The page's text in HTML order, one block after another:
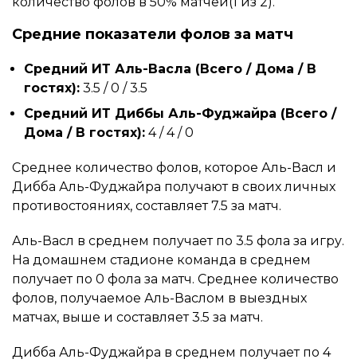
Средние показатели фолов за матч
Средний ИТ Аль-Васла (Всего / Дома / В
гостях): 3.5 / 0 / 3.5
Средний ИТ Диббы Аль-Фуджайра (Всего /
Дома / В гостях): 4 / 4 / 0
Среднее количество фолов, которое Аль-Васл и
Дибба Аль-Фуджайра получают в своих личных
противостояниях, составляет 7.5 за матч.
Аль-Васл в среднем получает по 3.5 фола за игру.
На домашнем стадионе команда в среднем
получает по 0 фола за матч. Среднее количество
фолов, получаемое Аль-Васлом в выездных
матчах, выше и составляет 3.5 за матч.
Дибба Аль-Фуджайра в среднем получает по 4